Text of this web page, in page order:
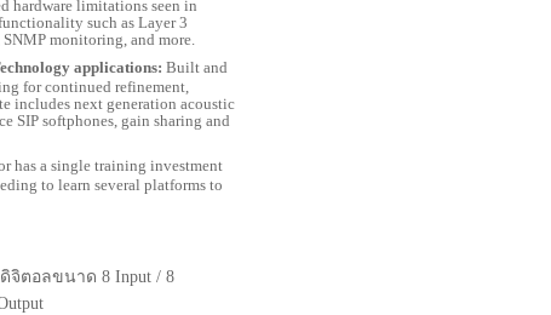
hardware limitations seen in
such as Layer 3
monitoring, and more.
applications:Built and
for continued refinement,
includes next generation acoustic
SIP softphones, gain sharing and
has a single training investment
to learn several platforms to
จิตอลขนาด 8 Input / 8